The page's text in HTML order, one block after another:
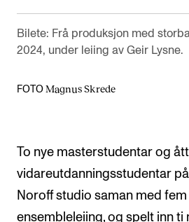
Kontakt oss
Finn ansatte
For ansatte og studenter
Bilete: Frå produksjon med
2024, under leiing av Geir Lysne.
FOTO Magnus Skrede
To nye masterstudentar og
vidareutdanningsstudentar på
Noroff studio saman med
ensembleleiing, og spelt inn